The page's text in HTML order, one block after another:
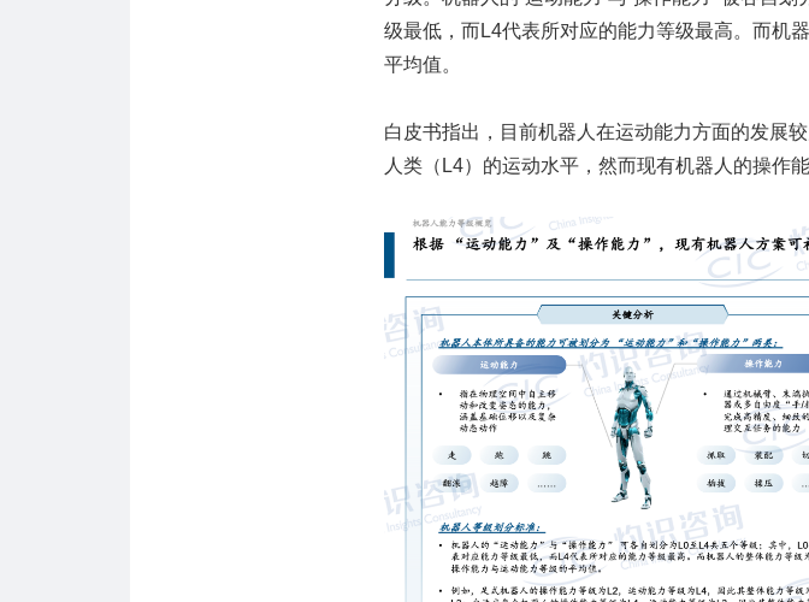
级最低，而L4代表所对应的能力等级最高。而机
平均值。
白皮书指出，目前机器人在运动能力方面的发展
人类（L4）的运动水平，然而现有机器人的操作